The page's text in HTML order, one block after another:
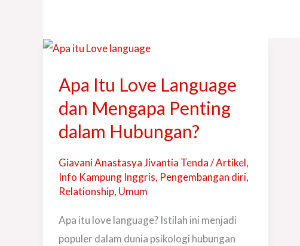
Apa Itu Love Language
dan Mengapa Penting
dalam Hubungan?
Giavani Anastasya Jivantia Tenda/Artikel,
Info Kampung Inggris, Pengembangan diri,
Relationship, Umum
Apa itu love language? Istilah ini menjadi
populer dalam dunia psikologi hubungan
Apa
Love
Language
Mengapa
Penting
dalam
Hubungan?